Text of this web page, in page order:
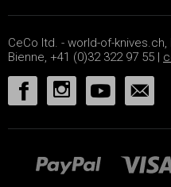
CeCo ltd. - world-of-
Bienne, +41 (0)32 322 97 55 |